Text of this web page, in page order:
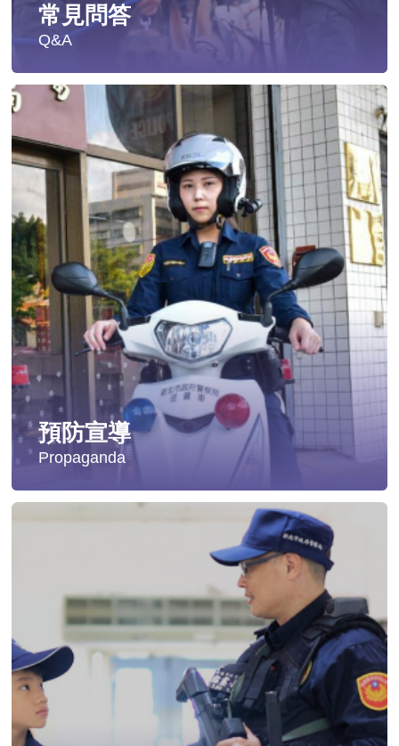
常見問答
Q&A
遭受性侵害時，可向哪些單位求助？
發生性侵害案件後，我可以請社工陪同嗎?
發生性侵害案件後，我需要去驗傷嗎?
遇到性騷擾案件之處理？
當你遭受到家庭暴力時該如何處理？
如何執行家庭暴力加害人訪查、訪查對象及期間為何?
預防宣導
Propaganda
影音專區
交通安全